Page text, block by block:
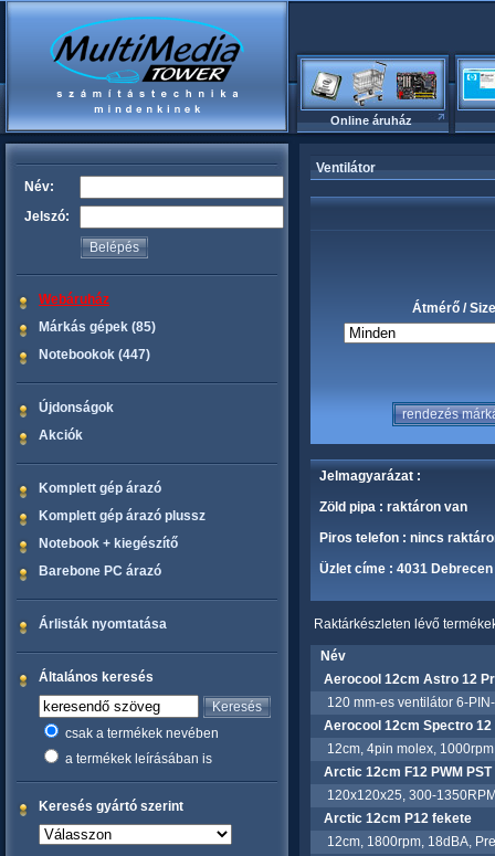
Online áruház
Név:
Jelszó:
Webáruház
Márkás gépek (85)
Notebookok (447)
Újdonságok
Akciók
Komplett gép árazó
Komplett gép árazó plussz
Notebook + kiegészítő
Barebone PC árazó
Árlisták nyomtatása
Általános keresés
csak a termékek nevében
a termékek leírásában is
Keresés gyártó szerint
Ventilátor
Átmérő / Size
Jelmagyarázat :
Zöld pipa : raktáron van
Piros telefon : nincs
Üzlet címe : 4031
Raktárkészleten lévő
Név
Aerocool 12cm Astro 12
120 mm-es ventilátor 6-
Aerocool 12cm Spectro 12
12cm, 4pin molex,
Arctic 12cm F12 PWM
120x120x25, 300-
Arctic 12cm P12 fekete
12cm, 1800rpm, 18dBA,